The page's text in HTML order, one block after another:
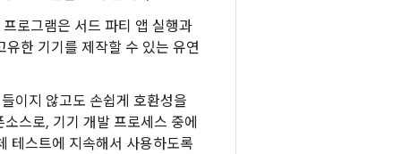
로그램은 서드 파티 앱 실행과
한 기기를 제작할 수 있는 유연
이지 않고도 손쉽게 호환성을
스로, 기기 개발 프로세스 중에
테스트에 지속해서 사용하도록